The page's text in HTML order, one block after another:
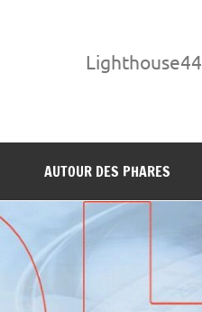
Lighthouse44
AUTOUR DES PHARES